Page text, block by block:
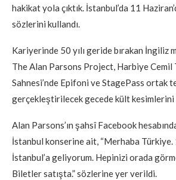
hakikat yola çıktık. İstanbul’da 11
sözlerini kullandı.
Kariyerinde 50 yılı geride bırakan İngiliz
The Alan Parsons Project, Harbiye Cemil
Sahnesi’nde Epifoni ve StagePass ortak
gerçekleştirilecek gecede kült kesimlerini
Alan Parsons’ın şahsî Facebook
İstanbul konserine ait, “Merhaba Türkiye.
İstanbul’a geliyorum. Hepinizi orada
Biletler satışta.” sözlerine yer verildi.